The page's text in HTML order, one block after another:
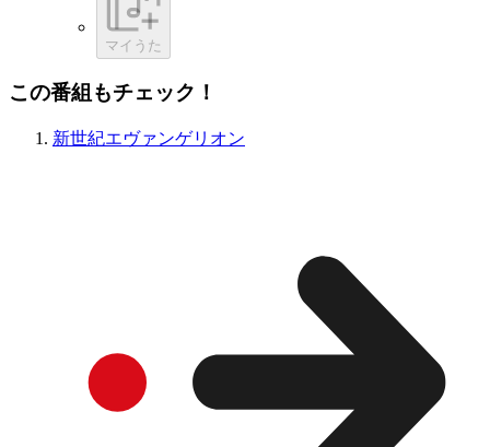
マイうた
この番組もチェック！
新世紀エヴァンゲリオン